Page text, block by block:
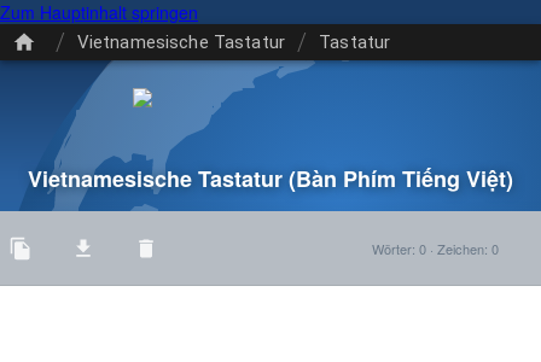
Zum Hauptinhalt springen
/ Vietnamesische Tastatur / Tastatur
Vietnamesische Tastatur(Bàn Phím Tiếng Việt)
Wörter: 0 · Zeichen: 0